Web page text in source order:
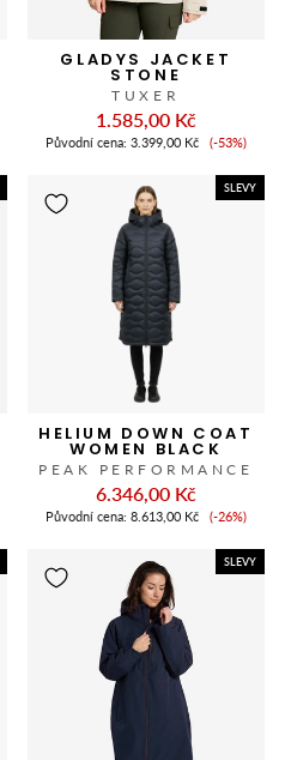
GLADYS JACKET
STONE
TUXER
1.585,00 Kč
Původní cena: 3.399,00 Kč
Cena
(-53%)
SLEVY
HELIUM DOWN COAT
WOMEN BLACK
PEAK PERFORMANCE
6.346,00 Kč
Původní cena: 8.613,00 Kč
Cena
(-26%)
SLEVY